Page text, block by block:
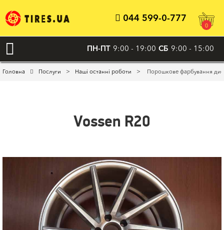
044 599-0-777
0
ПН-ПТ 9:00 - 19:00 СБ 9:00 - 15:00
Головна Послуги > Наші останні роботи > Порошкове фарбування
Vossen R20